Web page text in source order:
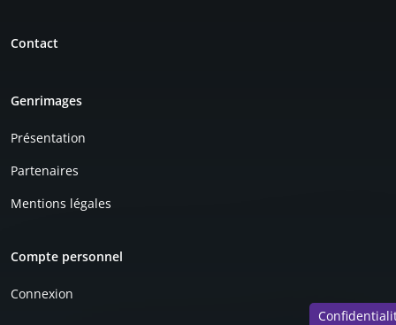
Contact
Genrimages
Présentation
Partenaires
Mentions légales
Compte personnel
Connexion